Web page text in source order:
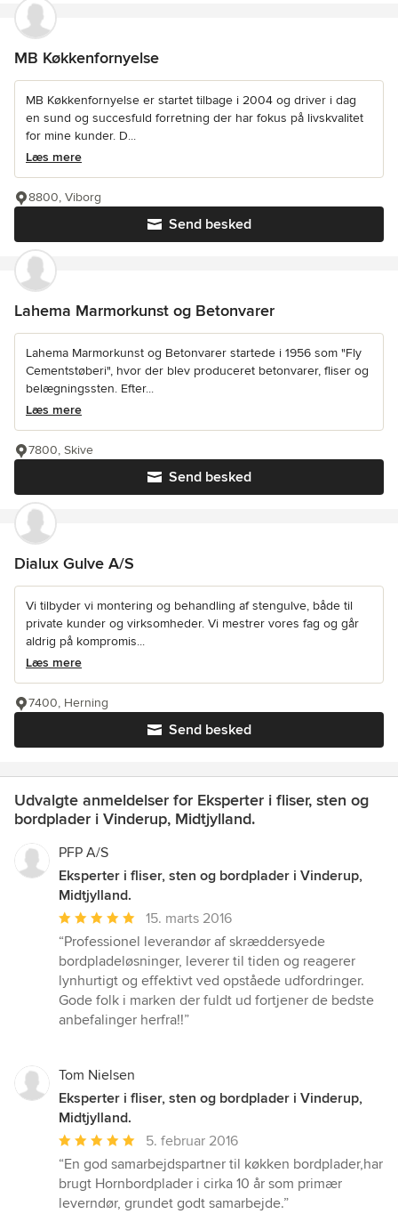
MB Køkkenfornyelse
MB Køkkenfornyelse er startet tilbage i 2004 og driver i dag
en sund og succesfuld forretning der har fokus på livskvalitet
for mine kunder. D...
Læs mere
Send besked
8800, Viborg
Lahema Marmorkunst og Betonvarer
Lahema Marmorkunst og Betonvarer startede i 1956 som "Fly
Cementstøberi", hvor der blev produceret betonvarer, fliser og
belægningssten. Efter...
Læs mere
Send besked
7800, Skive
Dialux Gulve A/S
Vi tilbyder vi montering og behandling af stengulve, både til
private kunder og virksomheder. Vi mestrer vores fag og går
aldrig på kompromis...
Læs mere
Send besked
7400, Herning
Udvalgte anmeldelser for Eksperter i fliser, sten og
bordplader i Vinderup, Midtjylland.
PFP A/S
Eksperter i fliser, sten og bordplader i Vinderup,
Midtjylland.
Gennemsnitlig
bedømmelse:
5
ud
af
5
15. marts 2016
“Professionel leverandør af skræddersyede
bordpladeløsninger, leverer til tiden og reagerer
lynhurtigt og effektivt ved opståede udfordringer.
Gode folk i marken der fuldt ud fortjener de bedste
anbefalinger herfra!!”
Tom Nielsen
Eksperter i fliser, sten og bordplader i Vinderup,
Midtjylland.
Gennemsnitlig
bedømmelse:
5
ud
5. februar 2016
“En god samarbejdspartner til køkken bordplader,har
brugt Hornbordplader i cirka 10 år som primær
leverndør, grundet godt samarbejde.”